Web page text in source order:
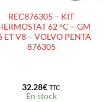
REC876305 – KIT
62 °C – GM
ET V8 – VOLVO PENTA
876305
32.28€ TTC
En stock